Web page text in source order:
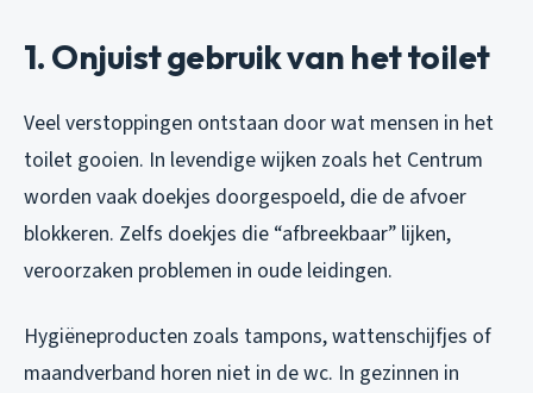
1. Onjuist gebruik van het toilet
Veel verstoppingen ontstaan door wat mensen in het
toilet gooien. In levendige wijken zoals het Centrum
worden vaak doekjes doorgespoeld, die de afvoer
blokkeren. Zelfs doekjes die “afbreekbaar” lijken,
veroorzaken problemen in oude leidingen.
Hygiëneproducten zoals tampons, wattenschijfjes of
maandverband horen niet in de wc. In gezinnen in